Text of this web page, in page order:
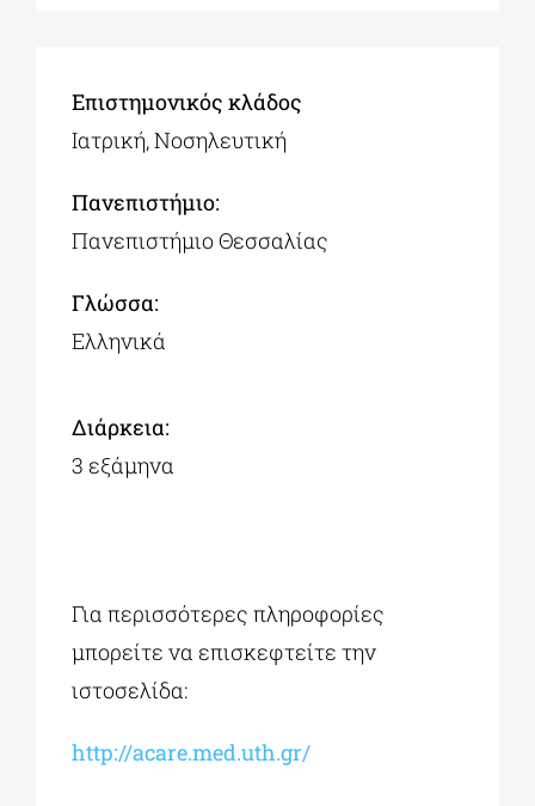
Επιστημονικός κλάδος
Ιατρική, Νοσηλευτική
Πανεπιστήμιο:
Πανεπιστήμιο Θεσσαλίας
Γλώσσα:
Ελληνικά
Διάρκεια:
3 εξάμηνα
Για περισσότερες πληροφορίες
μπορείτε να επισκεφτείτε την
ιστοσελίδα:
http://acare.med.uth.gr/